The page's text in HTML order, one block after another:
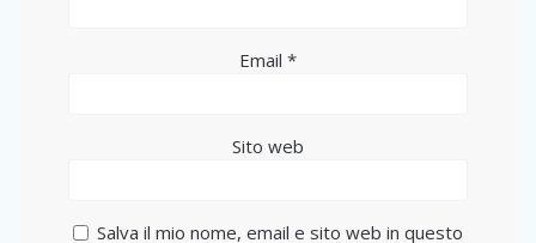
Email *
Sito web
Salva il mio nome, email e sito web in questo